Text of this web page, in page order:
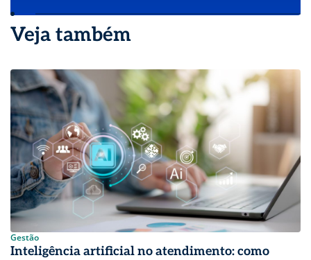
Veja também
Gestão
Inteligência artificial no atendimento: como